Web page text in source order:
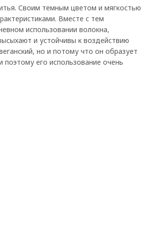
Своим темным цветом и мягкостью
Вместе с тем
использовании волокна,
и устойчивы к воздействию
но и потому что он образует
его использование очень